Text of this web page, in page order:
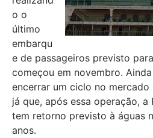
o o
último
embarqu
e de passageiros previsto
começou em novembro.
encerrar um ciclo no mercado
já que, após essa operação, a
tem retorno previsto à águas
anos.